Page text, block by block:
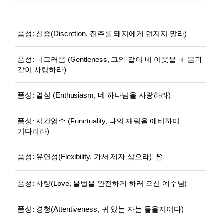
품성: 신중(Discretion, 진주를 돼지에게 던지지 말라)
품성: 너그러움 (Gentleness, 그와 같이 네 이웃을 네 몸과
같이 사랑하라)
품성: 열심 (Enthusiasm, 네 하나님을 사랑하라)
품성: 시간엄수 (Punctuality, 나의 재림을 예비하며
기다리라)
품성: 유연성(Flexibility, 가서 제자 삼으라)
품성: 사랑(Love, 율법을 완전하게 하러 오신 예수님)
품성: 경청(Attentiveness, 귀 있는 자는 들을지어다)